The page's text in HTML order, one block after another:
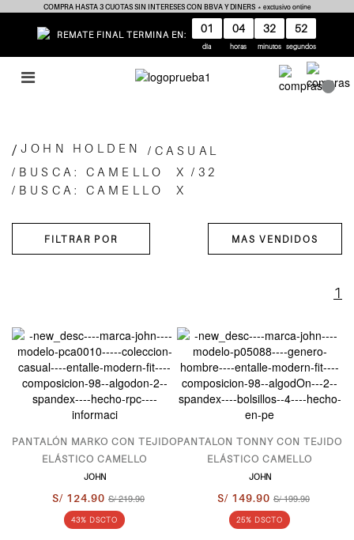
COMPRA HASTA 3 CUOTAS SIN INTERESES CON BBVA Y DINERS * exclusivo online
REMATE FINAL TERMINA EN: 01
día
04
horas
32
minutos
52
segundos
JOHN HOLDEN
CASUAL
BUSCA: CAMELLO
X
32
BUSCA: CAMELLO
X
1
PANTALÓN MARKO CON TEJIDO
ELÁSTICO CAMELLO
JOHN
S/ 124.90 S/ 219.90
43% DSCTO
PANTALON TONNY CON TEJIDO
ELÁSTICO CAMELLO
JOHN
S/ 149.90 S/ 199.90
25% DSCTO